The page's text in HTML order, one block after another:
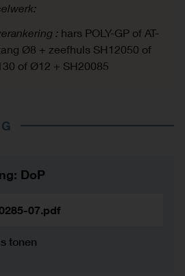
: hars POLY-GP of AT-
Ø8 + zeefhuls SH12050 of
of Ø12 + SH20085
DoP
07.pdf
tonen